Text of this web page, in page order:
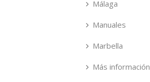
Málaga
Manuales
Marbella
Más información